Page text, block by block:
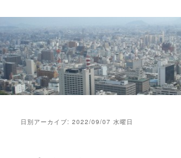
移
動
動
日別アーカイブ:2022/09/07 水曜日